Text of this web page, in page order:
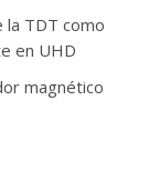
la TDT como
en UHD
magnético